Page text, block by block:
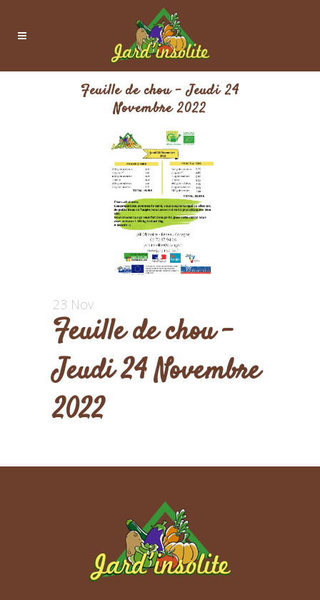
Feuille de chou – Jeudi 24
Novembre 2022
23 Nov
Feuille de chou –
Jeudi 24 Novembre
2022